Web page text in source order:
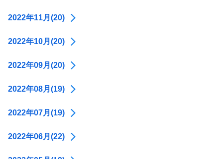
2022年11月(20)
2022年10月(20)
2022年09月(20)
2022年08月(19)
2022年07月(19)
2022年06月(22)